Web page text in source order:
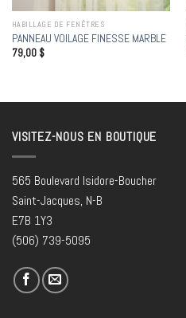
HABILLAGE DE FENÊTRES
PANNEAU VOILAGE FINESSE MARBLE
79,00 $
VISITEZ-NOUS EN BOUTIQUE
565 Boulevard Isidore-Boucher
Saint-Jacques, N-B
E7B 1Y3
(506) 739-5095